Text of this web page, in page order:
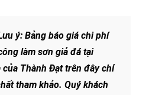
ý: Bảng báo giá chi phí
làm sơn giả đá tại
của Thành Đạt trên đây chỉ
tham khảo. Quý khách